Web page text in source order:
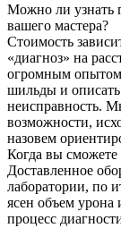
Можно ли узнать
вашего мастера?
Стоимость
«диагноз» на
огромным
шильды и
неисправность.
возможности,
назовем
Когда вы сможете
Доставленное
лаборатории, по
ясен объем
процесс